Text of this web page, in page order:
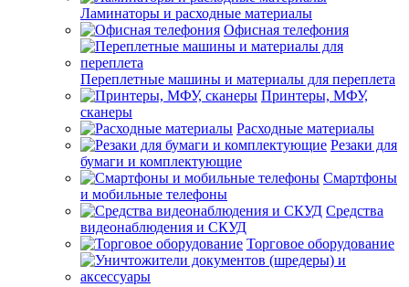
Ламинаторы и расходные материалы
Офисная телефония
Переплетные машины и материалы для переплета
Принтеры, МФУ,
сканеры
Расходные материалы
Резаки для
бумаги и комплектующие
Смартфоны
и мобильные телефоны
Средства
видеонаблюдения и СКУД
Торговое оборудование